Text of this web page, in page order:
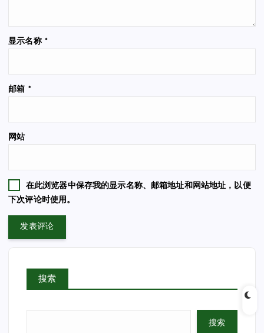
显示名称 *
邮箱 *
网站
在此浏览器中保存我的显示名称、邮箱地址和网站地址，以便
下次评论时使用。
搜索
搜索